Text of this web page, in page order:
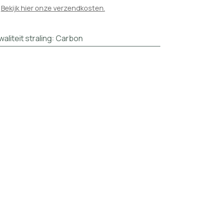
Bekijk hier onze verzendkosten.
straling:Carbon